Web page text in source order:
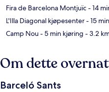
Fira de Barcelona Montjuïc- 14
L'Illa Diagonal kjøpesenter- 15
Camp Nou- 5 min kjøring - 3.2
Om dette
Barceló Sants